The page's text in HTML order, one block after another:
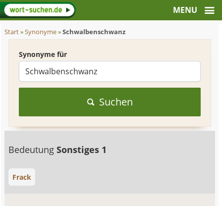
Start»Synonyme»Schwalbenschwanz
Synonyme für
Suchen
BedeutungSonstiges 1
Frack